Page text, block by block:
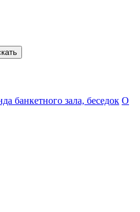
банкетного зала, беседок О